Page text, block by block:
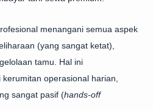
menangani semua aspek
(yang sangat ketat),
tamu. Hal ini
operasional harian,
sangat pasif (hands-off